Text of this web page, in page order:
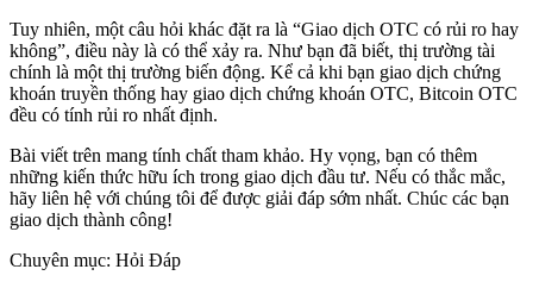
Tuy nhiên, một câu hỏi khác đặt ra là “Giao dịch OTC có rủi ro hay
không”, điều này là có thể xảy ra. Như bạn đã biết, thị trường tài
chính là một thị trường biến động. Kể cả khi bạn giao dịch chứng
khoán truyền thống hay giao dịch chứng khoán OTC, Bitcoin OTC
đều có tính rủi ro nhất định.
Bài viết trên mang tính chất tham khảo. Hy vọng, bạn có thêm
những kiến thức hữu ích trong giao dịch đầu tư. Nếu có thắc mắc,
hãy liên hệ với chúng tôi để được giải đáp sớm nhất. Chúc các bạn
giao dịch thành công!
Chuyên mục: Hỏi Đáp